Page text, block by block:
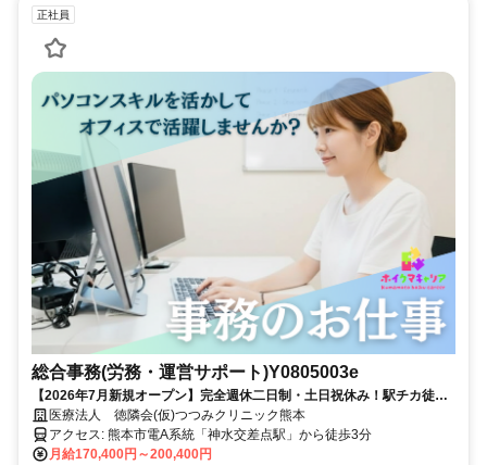
正社員
総合事務(労務・運営サポート)Y0805003e
【2026年7月新規オープン】完全週休二日制・土日祝休み！駅チカ徒歩3
分の在宅診療クリニック
医療法人 徳隣会(仮)つつみクリニック熊本
アクセス: 熊本市電A系統「神水交差点駅」から徒歩3分
月給170,400円～200,400円